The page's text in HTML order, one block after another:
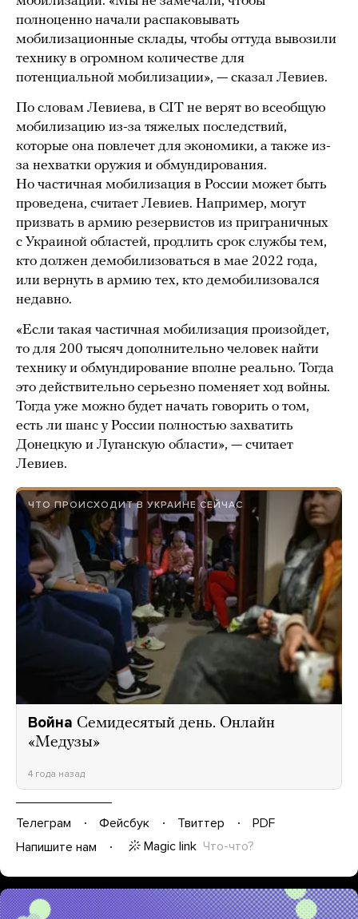
полноценно начали распаковывать
мобилизационные склады, чтобы оттуда вывозили
технику в огромном количестве для
потенциальной мобилизации», — сказал Левиев.
По словам Левиева, в CIT не верят во всеобщую
мобилизацию из-за тяжелых последствий,
которые она повлечет для экономики, а также из-
за нехватки оружия и обмундирования.
Но частичная мобилизация в России может быть
проведена, считает Левиев. Например, могут
призвать в армию резервистов из приграничных
с Украиной областей, продлить срок службы тем,
кто должен демобилизоваться в мае 2022 года,
или вернуть в армию тех, кто демобилизовался
недавно.
«Если такая частичная мобилизация произойдет,
то для 200 тысяч дополнительно человек найти
технику и обмундирование вполне реально. Тогда
это действительно серьезно поменяет ход войны.
Тогда уже можно будет начать говорить о том,
есть ли шанс у России полностью захватить
Донецкую и Луганскую области», — считает
Левиев.
ЧТО ПРОИСХОДИТ В УКРАИНЕ СЕЙЧАС
Война Семидесятый день. Онлайн
«Медузы»
4 года назад
Телеграм Фейсбук Твиттер
PDF
Напишите нам
Magic link Что-что?